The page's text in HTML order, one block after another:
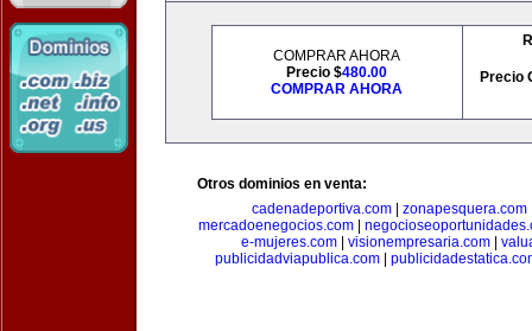
COMPRAR AHORA
Precio $480.00
COMPRAR AHORA
Precio
Otros dominios en venta:
cadenadeportiva.com
zonapesquera.com
mercadoenegocios.com
e-mujeres.com
visionempresaria.com
publicidadviapublica.com